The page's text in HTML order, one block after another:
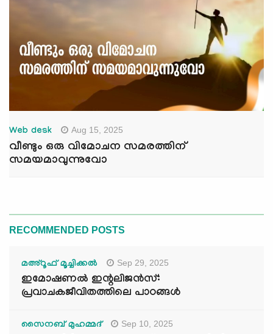
Web desk Aug 15, 2025
വീണ്ടും ഒരു വിമോചന സമരത്തിന്
സമയമാവുന്നുവോ
RECOMMENDED POSTS
മഅ്റൂഫ് മൂച്ചിക്കല്‍ Sep 29, 2025
ഇമോഷണൽ ഇന്റലിജൻസ്:
പ്രവാചകജീവിതത്തിലെ പാഠങ്ങൾ
സൈനബ് മുഹമ്മദ് Sep 10, 2025